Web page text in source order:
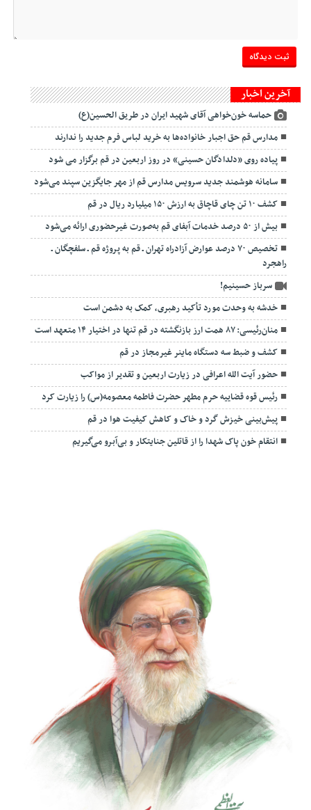
آخرین اخبار
حماسه خون‌خواهی آقای شهید ایران در طریق الحسین(ع)
مدارس قم حق اجبار خانواده‌ها به خرید لباس فرم جدید را ندارند
پیاده روی «دلدادگان حسینی» در روز اربعین در قم برگزار می شود
سامانه هوشمند جدید سرویس مدارس قم از مهر جایگزین سپند می‌شود
کشف ۱۰ تن چای قاچاق به ارزش ۱۵۰ میلیارد ریال در قم
بیش از ۵۰ درصد خدمات آبفای قم به‌صورت غیرحضوری ارائه می‌شود
تخصیص ۷۰ درصد عوارض آزادراه تهران ـ قم به پروژه قم ـ سلفچگان ـ
راهجرد
سرباز حسینیم!
خدشه به وحدت مورد تأکید رهبری، کمک به دشمن است
منان‌رئیسی: ۸۷ همت ارز بازنگشته در قم تنها در اختیار ۱۴ متعهد است
کشف و ضبط سه دستگاه ماینر غیرمجاز در قم
حضور آیت الله اعرافی در زیارت اربعین و تقدیر از مواکب
رئیس قوه قضاییه حرم مطهر حضرت فاطمه معصومه(س) را زیارت کرد
پیش‌بینی خیزش گرد و خاک و کاهش کیفیت هوا در قم
انتقام خون پاک شهدا را از قاتلین جنایتکار و بی‌آبرو می‌گیریم